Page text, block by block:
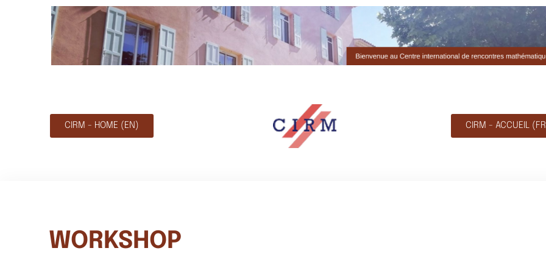
CIRM - HOME (EN) CIRM - ACCUEIL
WORKSHOP